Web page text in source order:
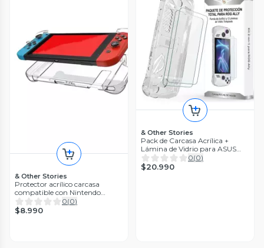
& Other Stories
Protector acrílico carcasa
compatible con Nintendo
Switch
0(0)
$8.990
& Other Stories
Pack de Carcasa Acrílica +
Lámina de Vidrio para ASUS
ROG Ally
0(0)
$20.990